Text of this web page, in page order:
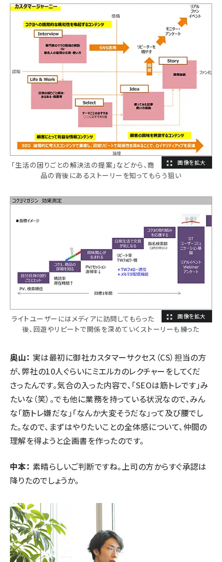
「生活の困りごとの解決法の提案」などから、商
品の背後にあるストーリーを知ってもらう狙い
ライトユーザーにはメディアに訪問してもらった
後、回遊やリピートで関係を深めていくストーリーも練った
奥山： 実は最初に御社カスタマーサクセス（CS）担当の方
が、弊社の10人ぐらいにミエルカのレクチャーをしてくだ
さったんです。気合の入った内容で、「SEOは筋トレです」み
たいな（笑）。でも他に業務を持っている状況なので、みん
な「筋トレ嫌だな」「なんか大変そうだな」って及び腰でし
た。なので、まずはやりたいことの全体感について、仲間の
理解を得ようと企画書を作ったのです。
中本： 素晴らしいご判断ですね。上司の方からすぐ承認は
降りたのでしょうか。